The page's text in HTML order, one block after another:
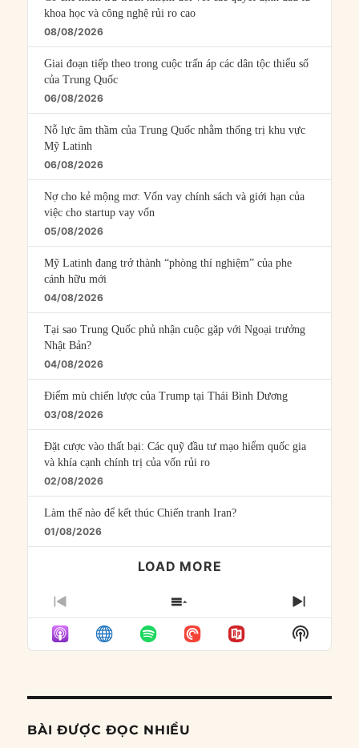
khoa học và công nghệ rủi ro cao
08/08/2026
Giai đoạn tiếp theo trong cuộc trấn áp các dân tộc thiểu số
của Trung Quốc
06/08/2026
Nỗ lực âm thầm của Trung Quốc nhằm thống trị khu vực
Mỹ Latinh
06/08/2026
Nợ cho kẻ mộng mơ: Vốn vay chính sách và giới hạn của
việc cho startup vay vốn
05/08/2026
Mỹ Latinh đang trở thành “phòng thí nghiệm” của phe
cánh hữu mới
04/08/2026
Tại sao Trung Quốc phủ nhận cuộc gặp với Ngoại trưởng
Nhật Bản?
04/08/2026
Điểm mù chiến lược của Trump tại Thái Bình Dương
03/08/2026
Đặt cược vào thất bại: Các quỹ đầu tư mạo hiểm quốc gia
và khía cạnh chính trị của vốn rủi ro
02/08/2026
Làm thế nào để kết thúc Chiến tranh Iran?
01/08/2026
LOAD MORE
PREVIOUS
EPISODE
SHOW
EPISODES
LIST
NEXT
Show
Podcast
BÀI ĐƯỢC ĐỌC NHIỀU